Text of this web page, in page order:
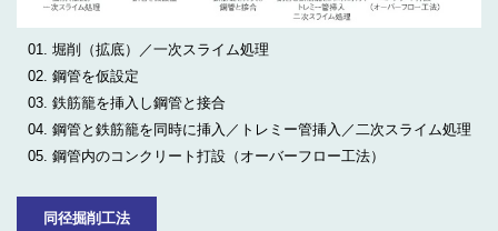
堀削（拡底）／一次スライム処理
鋼管を仮設定
鉄筋籠を挿入し鋼管と接合
鋼管と鉄筋籠を同時に挿入／トレミー管挿入／二次スライム処理
鋼管内のコンクリート打設（オーバーフロー工法）
同径掘削工法